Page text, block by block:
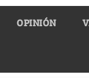
OPINIÓN